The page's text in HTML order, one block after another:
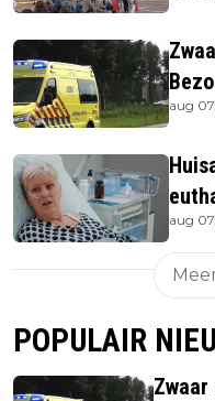
kwijt
aug
ze is
aug
POPULAIR